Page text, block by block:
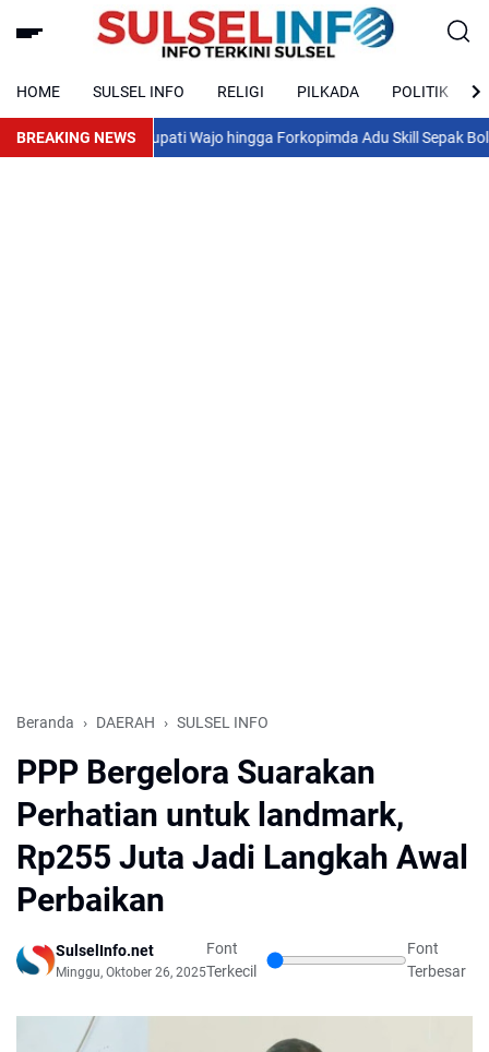
HOME SULSEL INFO RELIGI PILKADA POLITIK
BREAKING NEWS
ke-81 RI, Bupati Wajo hingga Forkopimda Adu Skill Sepak Bola Mini
Beranda DAERAH SULSEL INFO
PPP Bergelora Suarakan
Perhatian untuk landmark,
Rp255 Juta Jadi Langkah Awal
Perbaikan
SulselInfo.net
Minggu, Oktober 26, 2025
Font
Terkecil
Font
Terbesar